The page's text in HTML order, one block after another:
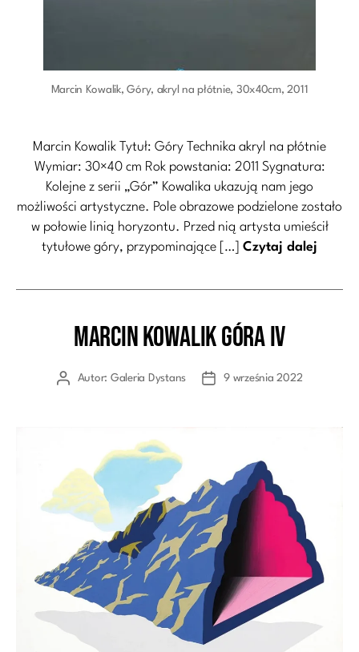
Marcin Kowalik, Góry, akryl na płótnie, 30x40cm, 2011
Marcin Kowalik Tytuł: Góry Technika akryl na płótnie
Wymiar: 30×40 cm Rok powstania: 2011 Sygnatura:
Kolejne z serii „Gór” Kowalika ukazują nam jego
możliwości artystyczne. Pole obrazowe podzielone zostało
w połowie linią horyzontu. Przed nią artysta umieścił
tytułowe góry, przypominające […] Czytaj dalej
Kategorie
Marcin Kowalik Góra IV
AutorAutor: Galeria Dystans
Data9 września 2022